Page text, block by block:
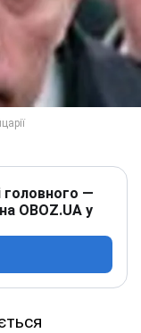
головного —
OBOZ.UA у